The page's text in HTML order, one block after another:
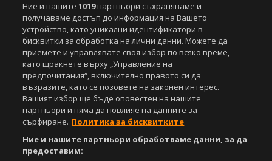
Copyright © 2007-2026 Агенция Спортал. Всички права запазени.
Този уебсайт е собственост наSportal Media Group
За нас Екип За рекламa
Общи условия
Етични правила на НСС
Управление на предпочитания
Ние и нашите1019партньори съхраняваме и
получаваме достъп до информация на Вашето
устройство, като уникални идентификатори в
бисквитки за обработка на лични данни. Можете да
приемете и управлявате своя избор по всяко време,
като щракнете върху „Управление на
предпочитания“, включително правото си да
възразите, като се позовете на законен интерес.
Вашият избор ще бъде оповестен на нашите
партньори и няма да повлияе на данните за
сърфиране. Политика за бисквитките
Ние и нашите партньори обработваме данни, за да
предоставим: